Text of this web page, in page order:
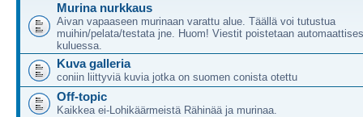
Murina nurkkaus
Aivan vapaaseen murinaan varattu alue. Täällä voi tutustua
muihin/pelata/testata jne. Huom! Viestit poistetaan
kuluessa.
Kuva galleria
coniin liittyviä kuvia jotka on suomen conista otettu
Off-topic
Kaikkea ei-Lohikäärmeistä Rähinää ja murinaa.